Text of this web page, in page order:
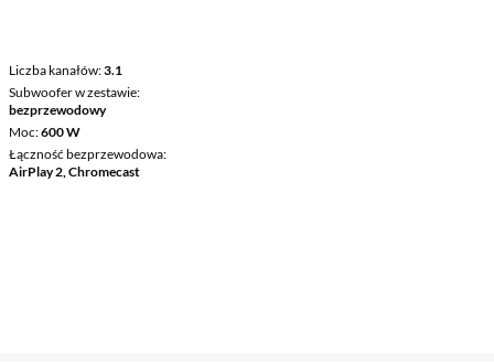
Liczba kanałów 3.1
Subwoofer w zestawie
bezprzewodowy
Moc 600 W
Łączność bezprzewodowa
AirPlay 2, Chromecast